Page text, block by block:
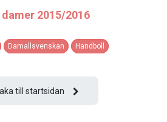
2015/2016
Damallsvenskan Handboll
till startsidan